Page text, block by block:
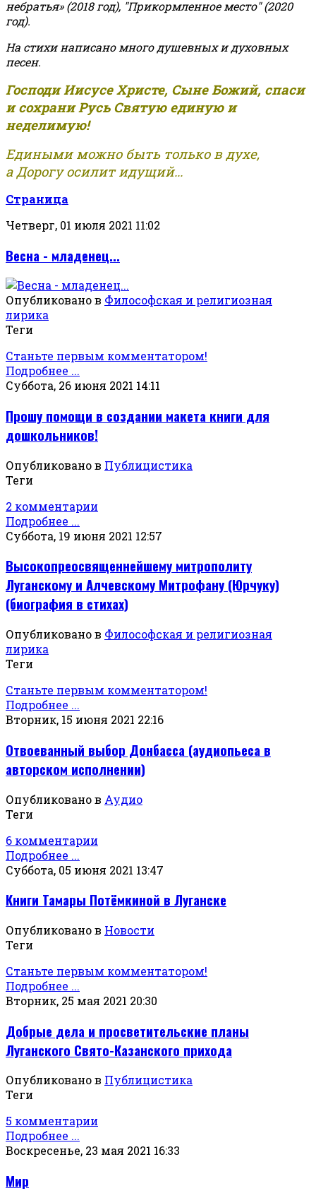
небратья» (2018 год), "Прикормленное место" (2020
год).
На стихи написано много душевных и духовных
песен.
Господи Иисусе Христе, Сыне Божий, спаси
и сохрани Русь Святую единую и
неделимую!
Едиными можно быть только в духе,
а Дорогу осилит идущий...
Страница
Четверг, 01 июля 2021 11:02
Весна - младенец...
Опубликовано в Философская и религиозная
лирика
Теги
Станьте первым комментатором!
Подробнее ...
Суббота, 26 июня 2021 14:11
Прошу помощи в создании макета книги для
дошкольников!
Опубликовано в Публицистика
Теги
2 комментарии
Подробнее ...
Суббота, 19 июня 2021 12:57
Высокопреосвященнейшему митрополиту
Луганскому и Алчевскому Митрофану (Юрчуку)
(биография в стихах)
Опубликовано в Философская и религиозная
лирика
Теги
Станьте первым комментатором!
Подробнее ...
Вторник, 15 июня 2021 22:16
Отвоеванный выбор Донбасса (аудиопьеса в
авторском исполнении)
Опубликовано в Аудио
Теги
6 комментарии
Подробнее ...
Суббота, 05 июня 2021 13:47
Книги Тамары Потёмкиной в Луганске
Опубликовано в Новости
Теги
Станьте первым комментатором!
Подробнее ...
Вторник, 25 мая 2021 20:30
Добрые дела и просветительские планы
Луганского Свято-Казанского прихода
Опубликовано в Публицистика
Теги
5 комментарии
Подробнее ...
Воскресенье, 23 мая 2021 16:33
Мир